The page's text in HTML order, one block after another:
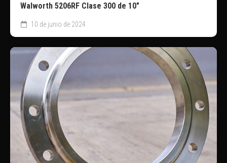
Walworth 5206RF Clase 300 de 10″
10 de junio de 2024